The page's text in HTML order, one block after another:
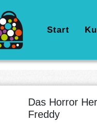
Start
Das Horror
Freddy